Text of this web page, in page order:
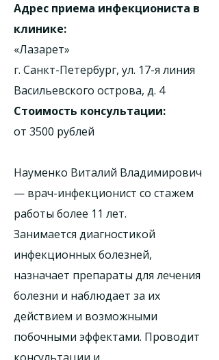
Адрес приема инфекциониста в
клинике:
«Лазарет»
г. Санкт-Петербург, ул. 17-я линия
Васильевского острова, д. 4
Стоимость консультации:
от 3500 рублей
Науменко Виталий Владимирович
— врач-инфекционист со стажем
работы более 11 лет.
Занимается диагностикой
инфекционных болезней,
назначает препараты для лечения
болезни и наблюдает за их
действием и возможными
побочными эффектами. Проводит